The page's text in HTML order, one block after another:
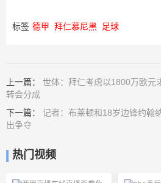
标签 德甲 拜仁慕尼黑 足球
上一篇： 世体：拜仁考虑以1800万欧元
转会分成
下一篇： 记者：布莱顿和18岁边锋约翰
出争夺
热门视频